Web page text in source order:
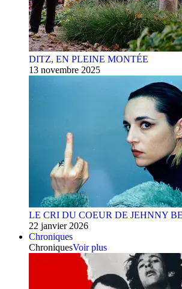
DITZ, EN PLEINE MONTÉE
13 novembre 2025
LE CRI DU COEUR DE JEHNNY
22 janvier 2026
Chroniques
ChroniquesVoir plus